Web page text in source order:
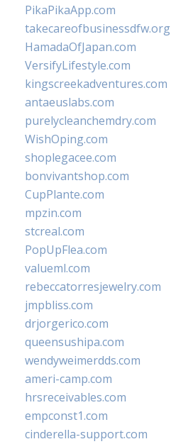
PikaPikaApp.com
takecareofbusinessdfw.org
HamadaOfJapan.com
VersifyLifestyle.com
kingscreekadventures.com
antaeuslabs.com
purelycleanchemdry.com
WishOping.com
shoplegacee.com
bonvivantshop.com
CupPlante.com
mpzin.com
stcreal.com
PopUpFlea.com
valueml.com
rebeccatorresjewelry.com
jmpbliss.com
drjorgerico.com
queensushipa.com
wendyweimerdds.com
ameri-camp.com
hrsreceivables.com
empconst1.com
cinderella-support.com